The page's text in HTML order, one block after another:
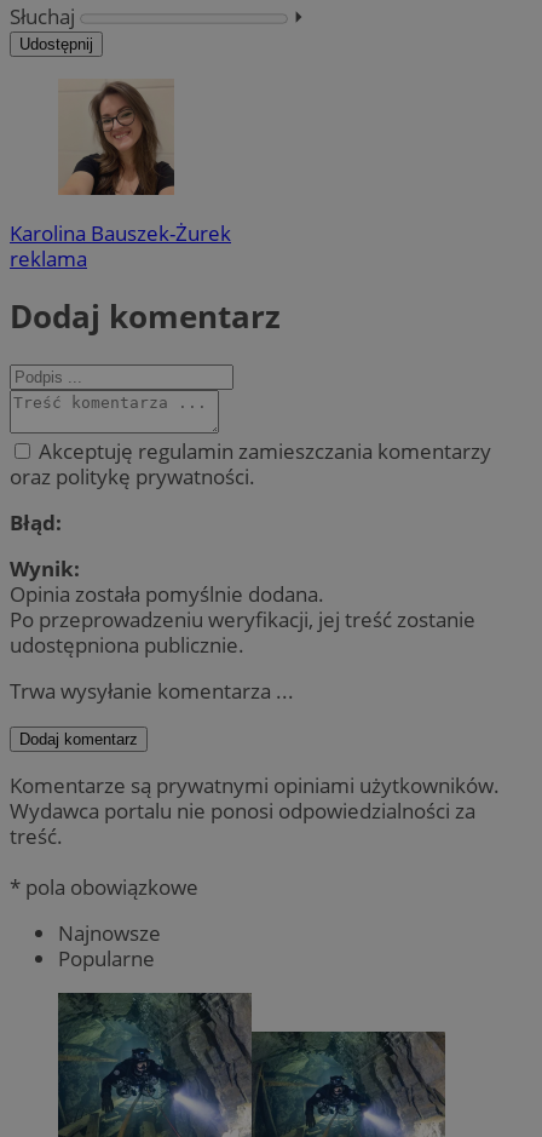
Słuchaj ⏵︎
Udostępnij
Karolina Bauszek-Żurek
reklama
Dodaj komentarz
Akceptuję regulamin zamieszczania komentarzy
oraz politykę prywatności.
Błąd:
Wynik:
Opinia została pomyślnie dodana.
Po przeprowadzeniu weryfikacji, jej treść zostanie
udostępniona publicznie.
Trwa wysyłanie komentarza ...
Dodaj komentarz
Komentarze są prywatnymi opiniami użytkowników.
Wydawca portalu nie ponosi odpowiedzialności za
treść.
* pola obowiązkowe
Najnowsze
Popularne